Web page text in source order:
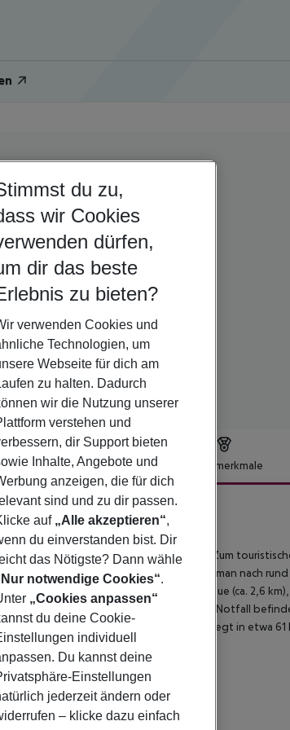
Hotelbeschreibung Hotelmerkmale
sich ca. 152 km von Bursa entfernt. Zum
nächsten Bars und Restaurants gelangt man nach
1 km), Spice Bazaar (ca. 1,5 km), Blue Mosque (ca. 2,6
(ca. 50 m). Zur ärztlichen Versorgung im Notfall
entfernt. Ein weiterer Flughafen (SAW) liegt in etwa
Uhr) vom Buffet.
du zu,
wir Cookies
dürfen,
dir das beste
zu bieten?
verwenden Cookies und
Technologien, um
Webseite für dich am
zu halten. Dadurch
wir die Nutzung unserer
verstehen und
dir Support bieten
Inhalte, Angebote und
anzeigen, die für dich
sind und zu dir passen.
auf „Alle akzeptieren“,
du einverstanden bist. Dir
das Nötigste? Dann wähle
notwendige Cookies“.
„Cookies anpassen“
du deine Cookie-
individuell
Du kannst deine
Einstellungen
jederzeit ändern oder
– klicke dazu einfach